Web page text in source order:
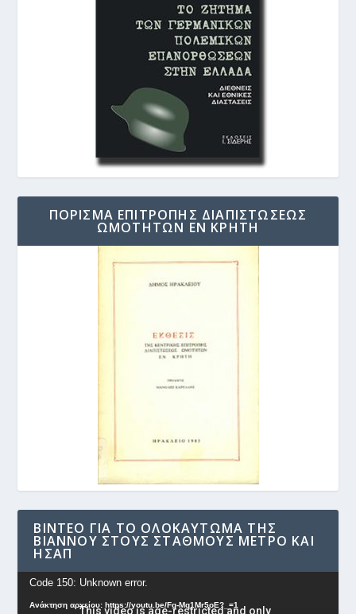
ΠΟΡΙΣΜΑ ΕΠΙΤΡΟΠΗΣ ΔΙΑΠΙΣΤΩΣΕΩΣ
ΩΜΟΤΗΤΩΝ ΕΝ ΚΡΗΤΗ
ΒΊΝΤΕΟ ΓΙΑ ΤΟ ΟΛΟΚΑΎΤΩΜΑ ΤΗΣ
ΒΙΆΝΝΟΥ ΣΤΟΥΣ ΣΤΑΘΜΟΎΣ ΜΕΤΡΟ ΚΑΙ
ΗΣΑΠ
Πρόγραμμα
Αναπαραγωγής
Code 150: Unknown error.
Ανάκτηση αρχείου: https://youtu.be/Fg-Mq1Mr5oE?_=1